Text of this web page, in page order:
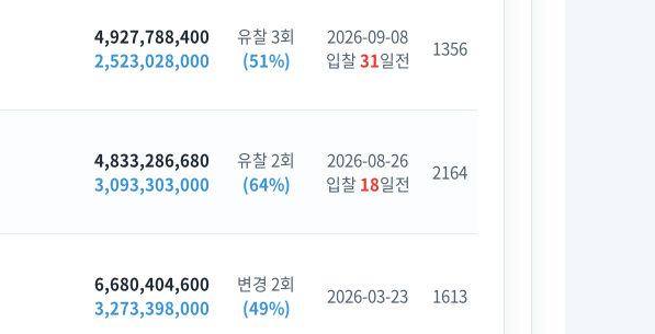
4,927,788,400
2,523,028,000
유찰 3회
(51%)
2026-09-08
입찰31일전 1356
4,833,286,680
3,093,303,000
유찰 2회
(64%)
2026-08-26
입찰18일전 2164
6,680,404,600
3,273,398,000
변경 2회
(49%)
2026-03-23 1613